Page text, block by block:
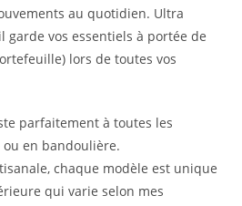
au quotidien. Ultra
vos essentiels à portée de
lors de toutes vos
parfaitement à toutes les
en bandoulière.
chaque modèle est unique
qui varie selon mes